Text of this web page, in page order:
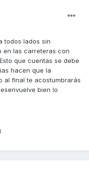
todos lados sin
en las carreteras con
que cuentas se debe
hacen que la
al final te acostumbrarás
bien lo